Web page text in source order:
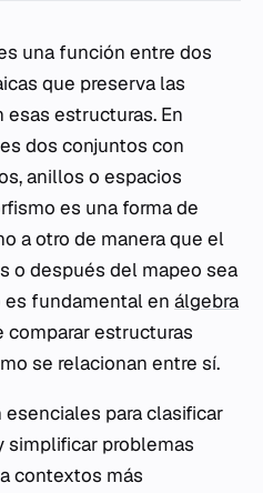
una función entre dos
que preserva las
estructuras. En
dos conjuntos con
anillos o espacios
es una forma de
a otro de manera que el
o después del mapeo sea
fundamental en álgebra
comparar estructuras
se relacionan entre sí.
para clasificar
simplificar problemas
contextos más